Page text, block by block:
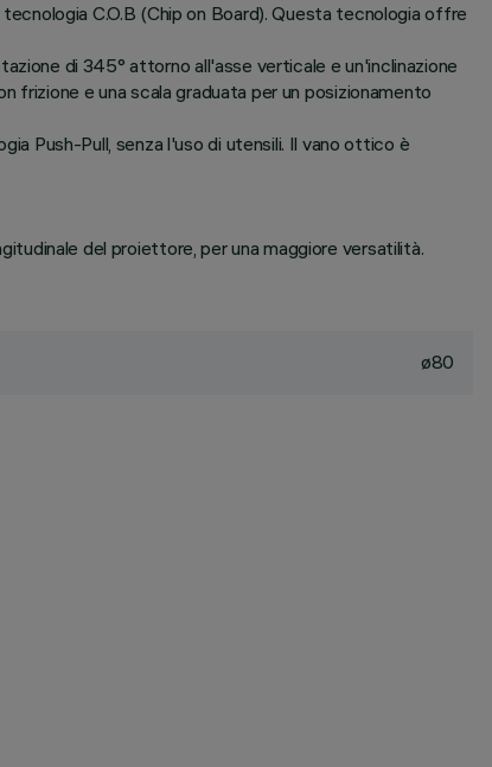
C.O.B (Chip on Board). Questa tecnologia offre
di 345° attorno all'asse verticale e un'inclinazione
frizione e una scala graduata per un posizionamento
Push-Pull, senza l'uso di utensili. Il vano ottico è
del proiettore, per una maggiore versatilità.
ø80